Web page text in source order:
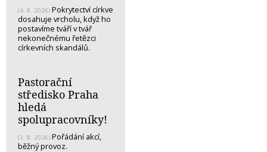
(4. 8. 2026) Pokrytectví církve
dosahuje vrcholu, když ho
postavíme tváří v tvář
nekonečnému řetězci
církevních skandálů.
Pastorační
středisko Praha
hledá
spolupracovníky!
(3. 8. 2026) Pořádání akcí,
běžný provoz.